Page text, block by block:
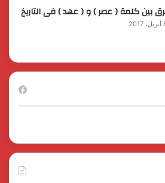
بين كلمة ( عصر ) و ( عهد ) فى التاريخ